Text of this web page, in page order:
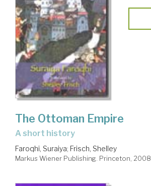
The Ottoman Empire
a short history
Faroqhi, Suraiya; Frisch, Shelley
Markus Wiener Publishing. Princeton, 2008